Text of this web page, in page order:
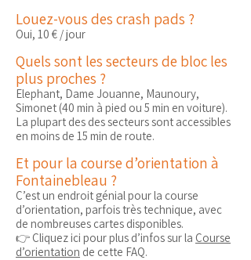
Louez-vous des crash pads ?
Oui, 10 € / jour
Quels sont les secteurs de bloc les
plus proches ?
Elephant, Dame Jouanne, Maunoury,
Simonet (40 min à pied ou 5 min en voiture).
La plupart des des secteurs sont accessibles
en moins de 15 min de route.
Et pour la course d’orientation à
Fontainebleau ?
C’est un endroit génial pour la course
d’orientation, parfois très technique, avec
de nombreuses cartes disponibles.
👉 Cliquez ici pour plus d’infos sur la Course
d’orientation de cette FAQ.